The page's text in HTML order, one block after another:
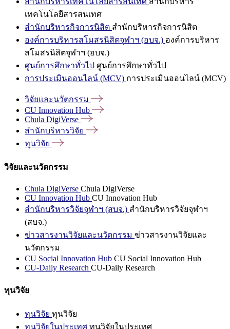
เทคโนโลยีสารสนเทศ
สำนักบริหารกิจการนิสิต สำนักบริหารกิจการนิสิต
องค์การบริหารสโมสรนิสิตจุฬาฯ (อบจ.) องค์การบริหาร
สโมสรนิสิตจุฬาฯ (อบจ.)
ศูนย์การศึกษาทั่วไป ศูนย์การศึกษาทั่วไป
การประเมินออนไลน์ (MCV) การประเมินออนไลน์ (MCV)
วิจัยและนวัตกรรม
CU Innovation Hub
Chula DigiVerse
สำนักบริหารวิจัย
ทุนวิจัย
วิจัยและนวัตกรรม
Chula DigiVerse Chula DigiVerse
CU Innovation Hub CU Innovation Hub
สำนักบริหารวิจัยจุฬาฯ (สบจ.) สำนักบริหารวิจัยจุฬาฯ
(สบจ.)
ข่าวสารงานวิจัยและนวัตกรรม ข่าวสารงานวิจัยและ
นวัตกรรม
CU Social Innovation Hub CU Social Innovation Hub
CU-Daily Research CU-Daily Research
ทุนวิจัย
ทุนวิจัย ทุนวิจัย
ทุนวิจัยในประเทศ ทุนวิจัยในประเทศ